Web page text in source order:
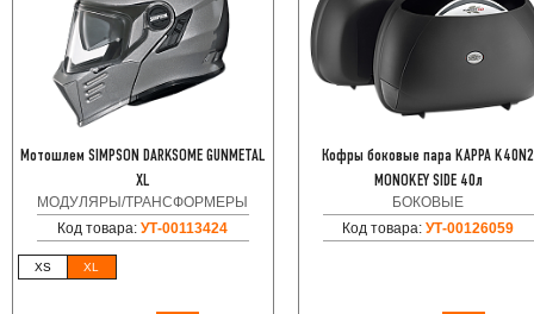
Мотошлем SIMPSON DARKSOME GUNMETAL
XL
МОДУЛЯРЫ/ТРАНСФОРМЕРЫ
Код товара:УТ-00113424
XS XL
Кофры боковые пара KAPPA K40N2
MONOKEY SIDE 40л
БОКОВЫЕ
Код товара:УТ-00126059